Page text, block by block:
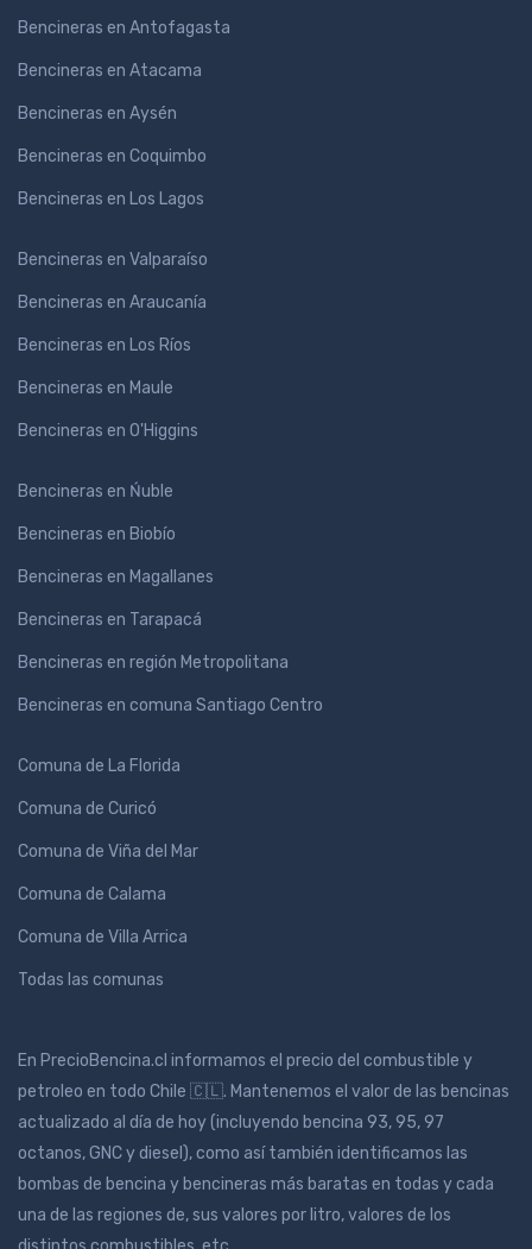
Bencineras en Antofagasta
Bencineras en Atacama
Bencineras en Aysén
Bencineras en Coquimbo
Bencineras en Los Lagos
Bencineras en Valparaíso
Bencineras en Araucanía
Bencineras en Los Ríos
Bencineras en Maule
Bencineras en O'Higgins
Bencineras en Ńuble
Bencineras en Biobío
Bencineras en Magallanes
Bencineras en Tarapacá
Bencineras en región Metropolitana
Bencineras en comuna Santiago Centro
Comuna de La Florida
Comuna de Curicó
Comuna de Viña del Mar
Comuna de Calama
Comuna de Villa Arrica
Todas las comunas
En PrecioBencina.cl informamos el precio del combustible y
petroleo en todo Chile 🇨🇱. Mantenemos el valor de las bencinas
actualizado al día de hoy (incluyendo bencina 93, 95, 97
octanos, GNC y diesel), como así también identificamos las
bombas de bencina y bencineras más baratas en todas y cada
una de las regiones de, sus valores por litro, valores de los